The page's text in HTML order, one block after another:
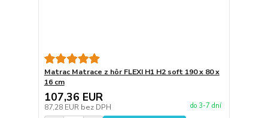
Matrac Matrace z hôr FLEXI H1 H2 soft 190 x 80 x
16 cm
107,36 EUR
87,28 EUR bez DPH do 3-7 dní